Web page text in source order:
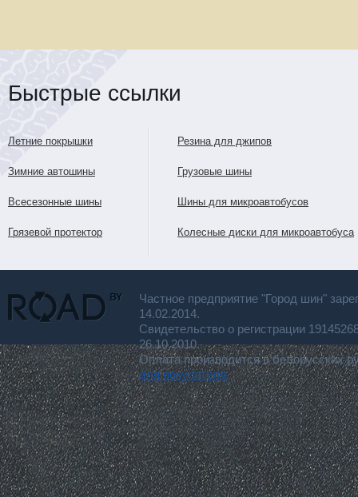
Быстрые ссылки
Летние покрышки
Зимние автошины
Всесезонные шины
Грязевой протектор
Резина для джипов
Грузовые шины
Шины для микроавтобусов
Колесные диски для микроавтобуса
Частное предприятие "Город шин"
14.02.2014.
Свидетельство о регистрации
26.10.2010.
Оплата производится в белорусских
для покупателя.